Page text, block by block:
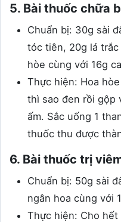
5. Bài thuốc chữa
Chuẩn bị: 30g sài
tóc tiên, 20g lá trắc
hòe cùng với 16g
Thực hiện: Hoa
thì sao đen rồi gộp
ấm. Sắc uống 1
thuốc thu được
6. Bài thuốc trị
Chuẩn bị: 50g sài
ngân hoa cùng với
Thực hiện: Cho